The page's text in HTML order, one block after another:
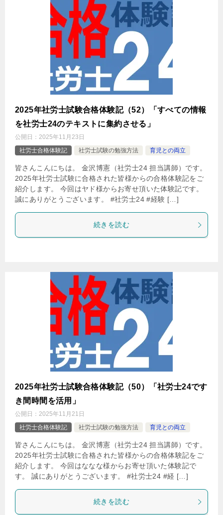
2025年社労士試験合格体験記（52）「すべての情報
を社労士24のテキストに集約させる」
公開日： 2025年11月23日
社労士合格体験記
社労士試験の勉強方法 育児との両立
皆さんこんにちは。 金沢博憲（社労士24 担当講師）です。
2025年社労士試験に合格された皆様からの合格体験記をご
紹介します。 今回はヤド様からお寄せ頂いた体験記です。
誠にありがとうございます。 #社労士24 #経験 […]
続きを読む
2025年社労士試験合格体験記（50）「社労士24です
き間時間を活用」
公開日： 2025年11月21日
社労士合格体験記
社労士試験の勉強方法 育児との両立
皆さんこんにちは。 金沢博憲（社労士24 担当講師）です。
2025年社労士試験に合格された皆様からの合格体験記をご
紹介します。 今回はななな様からお寄せ頂いた体験記で
す。 誠にありがとうございます。 #社労士24 #経 […]
続きを読む